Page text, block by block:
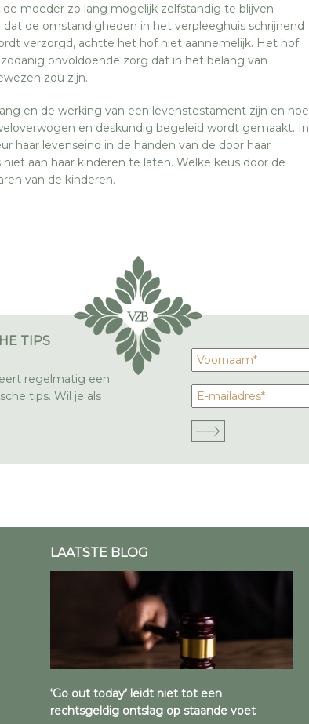
moeder zo lang mogelijk zelfstandig te blijven
de omstandigheden in het verpleeghuis schrijnend
verzorgd, achtte het hof niet aannemelijk. Het hof
onvoldoende zorg dat in het belang van
zou zijn.
en de werking van een levenstestament zijn en hoe
en deskundig begeleid wordt gemaakt. In
haar levenseind in de handen van de door haar
aan haar kinderen te laten. Welke keus door de
van de kinderen.
TIPS
regelmatig een
tips. Wil je als
LAATSTE BLOG
‘Go out today’ leidt niet tot een
rechtsgeldig ontslag op staande voet